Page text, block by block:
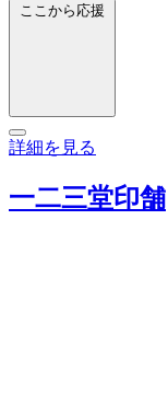
ここから応援
詳細を見る
一二三堂印舗